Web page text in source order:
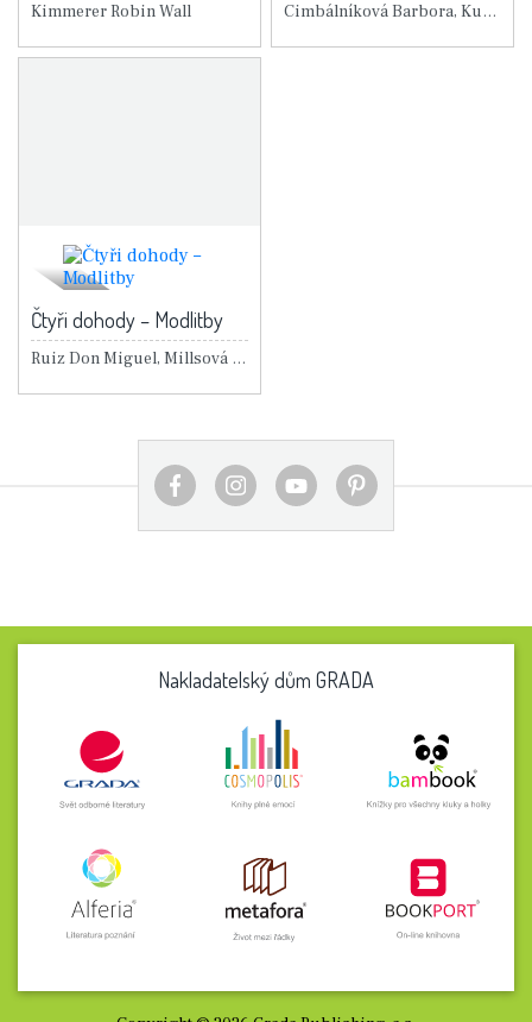
Kimmerer Robin Wall Cimbálníková Barbora, Kubátová Tereza
Čtyři dohody – Modlitby
Ruiz Don Miguel, Millsová Janet
Nakladatelský dům GRADA